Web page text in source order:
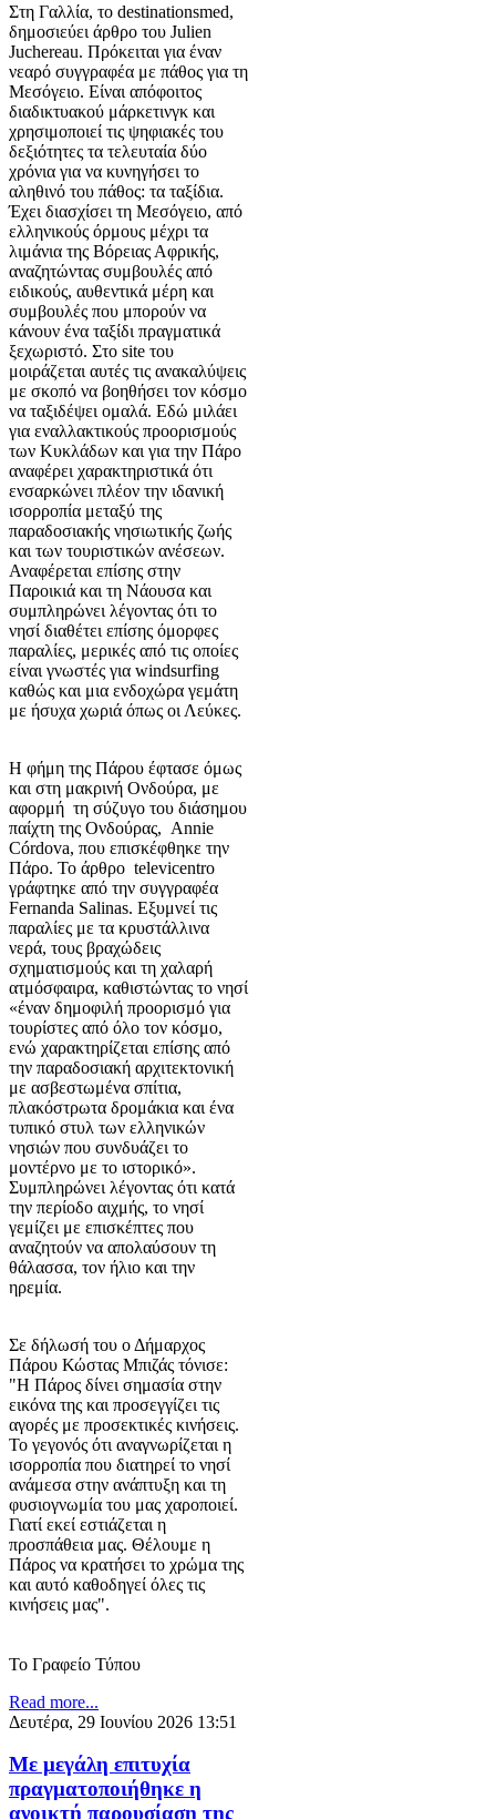
Στη Γαλλία, το destinationsmed,
δημοσιεύει άρθρο του Julien
Juchereau. Πρόκειται για έναν
νεαρό συγγραφέα με πάθος για τη
Μεσόγειο. Είναι απόφοιτος
διαδικτυακού μάρκετινγκ και
χρησιμοποιεί τις ψηφιακές του
δεξιότητες τα τελευταία δύο
χρόνια για να κυνηγήσει το
αληθινό του πάθος: τα ταξίδια.
Έχει διασχίσει τη Μεσόγειο, από
ελληνικούς όρμους μέχρι τα
λιμάνια της Βόρειας Αφρικής,
αναζητώντας συμβουλές από
ειδικούς, αυθεντικά μέρη και
συμβουλές που μπορούν να
κάνουν ένα ταξίδι πραγματικά
ξεχωριστό. Στο site του
μοιράζεται αυτές τις ανακαλύψεις
με σκοπό να βοηθήσει τον κόσμο
να ταξιδέψει ομαλά. Εδώ μιλάει
για εναλλακτικούς προορισμούς
των Κυκλάδων και για την Πάρο
αναφέρει χαρακτηριστικά ότι
ενσαρκώνει πλέον την ιδανική
ισορροπία μεταξύ της
παραδοσιακής νησιωτικής ζωής
και των τουριστικών ανέσεων.
Αναφέρεται επίσης στην
Παροικιά και τη Νάουσα και
συμπληρώνει λέγοντας ότι το
νησί διαθέτει επίσης όμορφες
παραλίες, μερικές από τις οποίες
είναι γνωστές για windsurfing
καθώς και μια ενδοχώρα γεμάτη
με ήσυχα χωριά όπως οι Λεύκες.
Η φήμη της Πάρου έφτασε όμως
και στη μακρινή Ονδούρα, με
αφορμή τη σύζυγο του διάσημου
παίχτη της Ονδούρας, Annie
Córdova, που επισκέφθηκε την
Πάρο. Το άρθρο televicentro
γράφτηκε από την συγγραφέα
Fernanda Salinas. Εξυμνεί τις
παραλίες με τα κρυστάλλινα
νερά, τους βραχώδεις
σχηματισμούς και τη χαλαρή
ατμόσφαιρα, καθιστώντας το νησί
«έναν δημοφιλή προορισμό για
τουρίστες από όλο τον κόσμο,
ενώ χαρακτηρίζεται επίσης από
την παραδοσιακή αρχιτεκτονική
με ασβεστωμένα σπίτια,
πλακόστρωτα δρομάκια και ένα
τυπικό στυλ των ελληνικών
νησιών που συνδυάζει το
μοντέρνο με το ιστορικό».
Συμπληρώνει λέγοντας ότι κατά
την περίοδο αιχμής, το νησί
γεμίζει με επισκέπτες που
αναζητούν να απολαύσουν τη
θάλασσα, τον ήλιο και την
ηρεμία.
Σε δήλωσή του ο Δήμαρχος
Πάρου Κώστας Μπιζάς τόνισε:
"Η Πάρος δίνει σημασία στην
εικόνα της και προσεγγίζει τις
αγορές με προσεκτικές κινήσεις.
Το γεγονός ότι αναγνωρίζεται η
ισορροπία που διατηρεί το νησί
ανάμεσα στην ανάπτυξη και τη
φυσιογνωμία του μας χαροποιεί.
Γιατί εκεί εστιάζεται η
προσπάθεια μας. Θέλουμε η
Πάρος να κρατήσει το χρώμα της
και αυτό καθοδηγεί όλες τις
κινήσεις μας".
Το Γραφείο Τύπου
Read more...
Δευτέρα, 29 Ιουνίου 2026 13:51
Με μεγάλη επιτυχία
πραγματοποιήθηκε η
ανοικτή παρουσίαση της